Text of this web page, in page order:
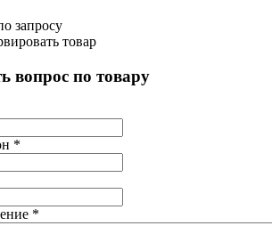
запросу
товар
вопрос по товару
*
*